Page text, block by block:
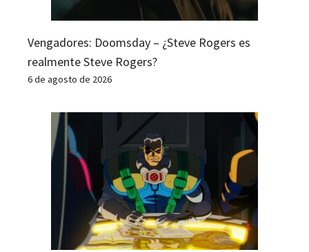
Vengadores: Doomsday – ¿Steve Rogers es
realmente Steve Rogers?
6 de agosto de 2026